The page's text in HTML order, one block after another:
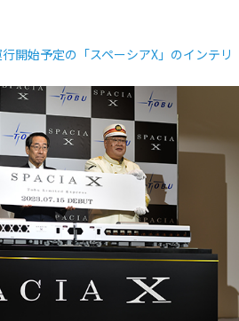
開始予定の「スペーシアX」のインテリ